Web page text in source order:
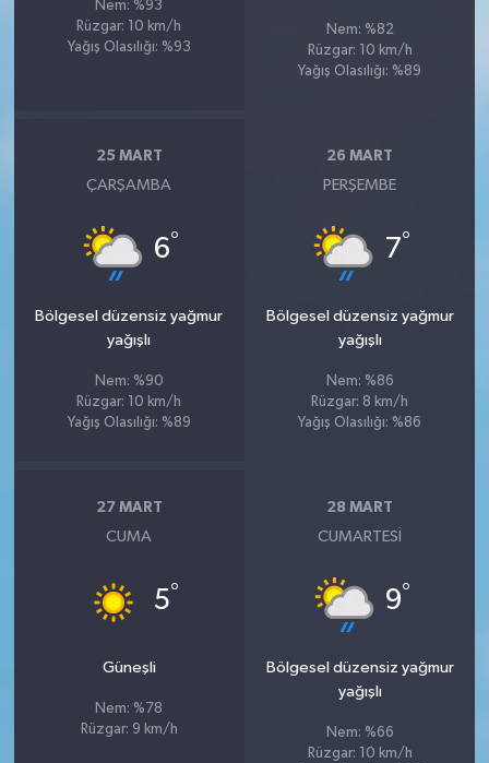
Nem: %93
Rüzgar: 10 km/h
Yağış Olasılığı: %93
Nem: %82
Rüzgar: 10 km/h
Yağış Olasılığı: %89
25 MART
ÇARŞAMBA
6°
Bölgesel düzensiz yağmur
yağışlı
Nem: %90
Rüzgar: 10 km/h
Yağış Olasılığı: %89
26 MART
PERŞEMBE
7°
Bölgesel düzensiz yağmur
yağışlı
Nem: %86
Rüzgar: 8 km/h
Yağış Olasılığı: %86
27 MART
CUMA
5°
Güneşli
Nem: %78
Rüzgar: 9 km/h
28 MART
CUMARTESI
9°
Bölgesel düzensiz yağmur
yağışlı
Nem: %66
Rüzgar: 10 km/h